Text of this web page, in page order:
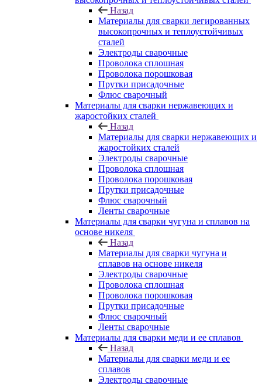
Назад
Материалы для сварки легированных
высокопрочных и теплоустойчивых
сталей
Электроды сварочные
Проволока сплошная
Проволока порошковая
Прутки присадочные
Флюс сварочный
Материалы для сварки нержавеющих и
жаростойких сталей
Назад
Материалы для сварки нержавеющих и
жаростойких сталей
Электроды сварочные
Проволока сплошная
Проволока порошковая
Прутки присадочные
Флюс сварочный
Ленты сварочные
Материалы для сварки чугуна и сплавов на
основе никеля
Назад
Материалы для сварки чугуна и
сплавов на основе никеля
Электроды сварочные
Проволока сплошная
Проволока порошковая
Прутки присадочные
Флюс сварочный
Ленты сварочные
Материалы для сварки меди и ее сплавов
Назад
Материалы для сварки меди и ее
сплавов
Электроды сварочные